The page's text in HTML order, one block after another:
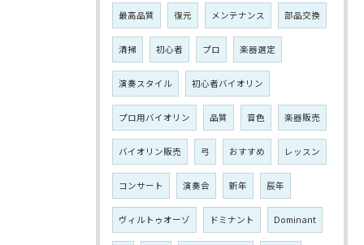
最高品質 復元 メンテナンス 部品交換
清掃 初心者 プロ 楽器選定
演奏スタイル 初心者バイオリン
プロ用バイオリン 品質 音色 楽器販売
バイオリン販売 弓 おすすめ レッスン
コンサート 演奏会 新年 辰年
ヴィルトゥオーゾ ドミナント Dominant